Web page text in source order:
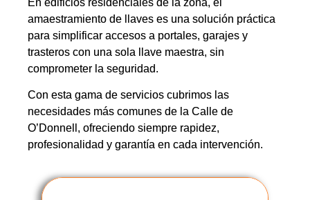
amaestramiento de llaves es una solución práctica
para simplificar accesos a portales, garajes y
trasteros con una sola llave maestra, sin
comprometer la seguridad.
Con esta gama de servicios cubrimos las
necesidades más comunes de la Calle de
O’Donnell, ofreciendo siempre rapidez,
profesionalidad y garantía en cada intervención.